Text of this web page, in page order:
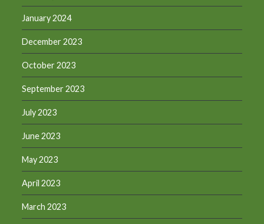
January 2024
December 2023
October 2023
September 2023
July 2023
June 2023
May 2023
April 2023
March 2023